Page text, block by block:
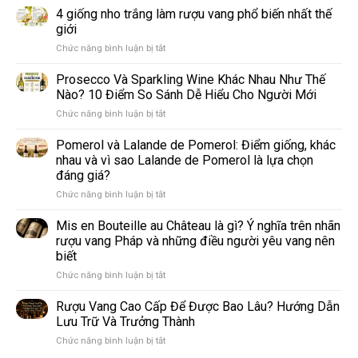
4 giống nho trắng làm rượu vang phổ biến nhất thế
giới
Chức năng bình luận bị tắtở
giống
nho
trắng
làm
vang
phổ
thế
Prosecco Và Sparkling Wine Khác Nhau Như Thế
Nào? 10 Điểm So Sánh Dễ Hiểu Cho Người Mới
Chức năng bình luận bị tắtở
Và
Sparkling
Wine
Nhau
Thế
Nào?
So
Dễ
Hiểu
Người
Pomerol và Lalande de Pomerol: Điểm giống, khác
nhau và vì sao Lalande de Pomerol là lựa chọn
đáng giá?
Chức năng bình luận bị tắtở
và
Lalande
de
Điểm
khác
nhau
vì
Mis en Bouteille au Château là gì? Ý nghĩa trên nhãn
rượu vang Pháp và những điều người yêu vang nên
biết
Chức năng bình luận bị tắtở
en
Bouteille
au
Château
Rượu Vang Cao Cấp Để Được Bao Lâu? Hướng Dẫn
Lưu Trữ Và Trưởng Thành
Chức năng bình luận bị tắtở